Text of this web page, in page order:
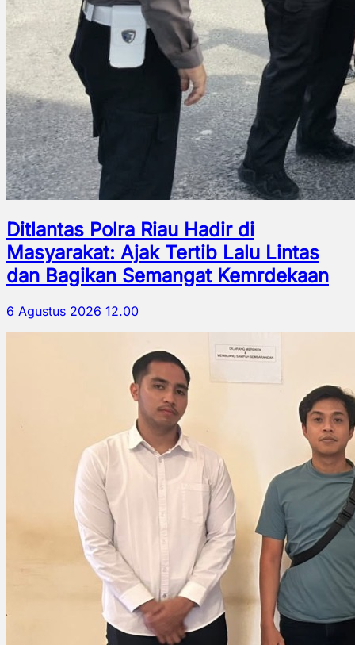
Ditlantas Polra Riau Hadir di
Masyarakat: Ajak Tertib Lalu Lintas
dan Bagikan Semangat Kemrdekaan
6 Agustus 2026 12.00